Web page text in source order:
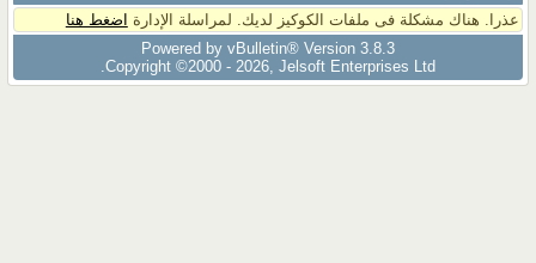
عذرا. هناك مشكلة فى ملفات الكوكيز لديك. لمراسلة الإدارة اضغط هنا
Powered by vBulletin® Version 3.8.3
Copyright ©2000 - 2026, Jelsoft Enterprises Ltd.